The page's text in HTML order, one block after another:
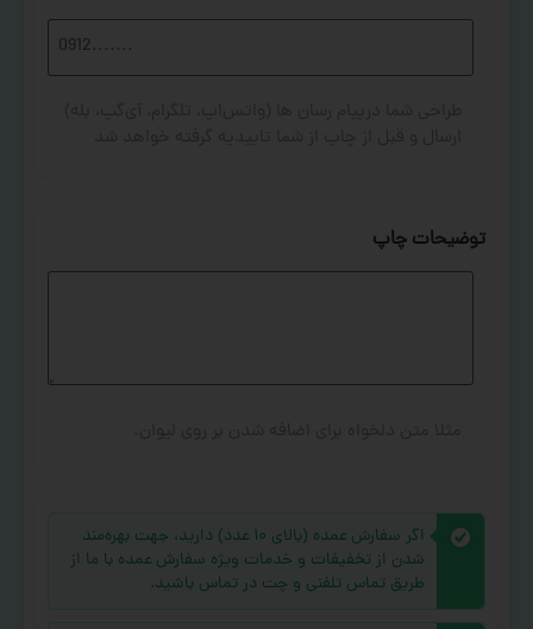
توضیحات چاپ
اگر سفارش عمده (بالای ۱۰ عدد) دارید، جهت بهره‌مند
شدن از تخفیفات و خدمات ویژه سفارش عمده با ما از
طریق تماس تلفنی و چت در تماس باشید.